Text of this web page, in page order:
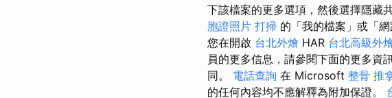
下該檔案的更多選項，然後選擇隱藏
胞證照片 打掃 的「我的檔案」或「
您在開啟 台北外燴 HAR 台北高級外
員的更多信息，請參閱下面的更多資
同。 電話查詢 在 Microsoft 整骨 推
的任何內容均不應解釋為附加保證。